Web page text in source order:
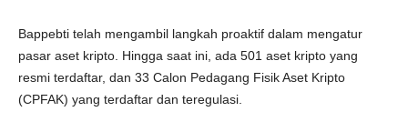
Bappebti telah mengambil langkah proaktif dalam mengatur
pasar aset kripto. Hingga saat ini, ada 501 aset kripto yang
resmi terdaftar, dan 33 Calon Pedagang Fisik Aset Kripto
(CPFAK) yang terdaftar dan teregulasi.